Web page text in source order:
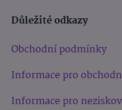
Důležité odkazy
Obchodní podmínky
Informace pro
Informace pro